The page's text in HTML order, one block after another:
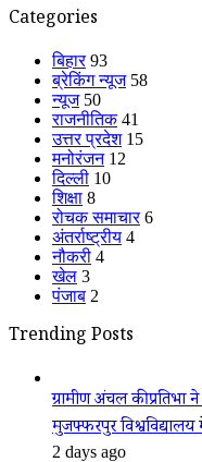
Categories
बिहार 93
ब्रेकिंग न्यूज 58
न्यूज 50
राजनीतिक 41
उत्तर प्रदेश 15
मनोरंजन 12
दिल्ली 10
शिक्षा 8
रोचक समाचार 6
अंतर्राष्ट्रीय 4
नौकरी 4
खेल 3
पंजाब 2
Trending Posts
ग्रामीण अंचल की प्रतिभा
मुजफ्फरपुर
2 days ago